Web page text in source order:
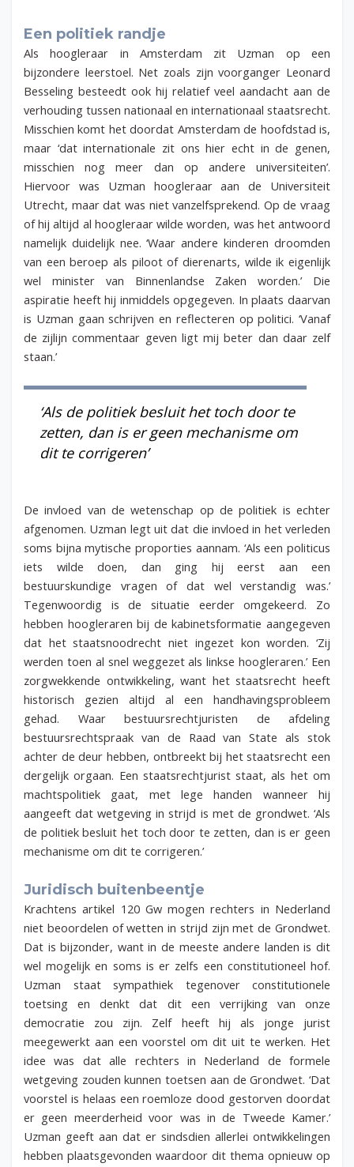
Een politiek randje
Als hoogleraar in Amsterdam zit Uzman op een
bijzondere leerstoel. Net zoals zijn voorganger Leonard
Besseling besteedt ook hij relatief veel aandacht aan de
verhouding tussen nationaal en internationaal staatsrecht.
Misschien komt het doordat Amsterdam de hoofdstad is,
maar ‘dat internationale zit ons hier echt in de genen,
misschien nog meer dan op andere universiteiten’.
Hiervoor was Uzman hoogleraar aan de Universiteit
Utrecht, maar dat was niet vanzelfsprekend. Op de vraag
of hij altijd al hoogleraar wilde worden, was het antwoord
namelijk duidelijk nee. ‘Waar andere kinderen droomden
van een beroep als piloot of dierenarts, wilde ik eigenlijk
wel minister van Binnenlandse
Zaken worden.’ Die
aspiratie heeft hij inmiddels opgegeven. In plaats daarvan
is Uzman gaan schrijven en reflecteren op politici. ‘Vanaf
de zijlijn commentaar geven ligt mij beter dan daar zelf
staan.’
‘Als de politiek besluit het toch door te
zetten, dan is er geen mechanisme om
dit te corrigeren’
De invloed van de wetenschap op de politiek is echter
afgenomen. Uzman legt uit dat die invloed in het verleden
soms bijna mytische proporties aannam. ‘Als een politicus
iets wilde doen, dan ging hij eerst aan een
bestuurskundige vragen of dat wel verstandig was.’
Tegenwoordig is de situatie eerder omgekeerd. Zo
hebben hoogleraren bij de kabinetsformatie aangegeven
dat het staatsnoodrecht niet ingezet kon worden. ‘Zij
werden toen al snel weggezet als linkse hoogleraren.’ Een
zorgwekkende ontwikkeling, want het staatsrecht heeft
historisch gezien altijd al een handhavingsprobleem
gehad. Waar bestuursrechtjuristen de afdeling
bestuursrechtspraak van de Raad van State als stok
achter de deur hebben, ontbreekt bij het staatsrecht een
dergelijk orgaan. Een staatsrechtjurist staat, als het om
machtspolitiek gaat, met lege handen wanneer hij
aangeeft dat wetgeving in strijd is met de grondwet. ‘Als
de politiek besluit het toch door te zetten, dan is er geen
mechanisme om dit te corrigeren.’
Juridisch buitenbeentje
Krachtens artikel 120 Gw mogen rechters in Nederland
niet beoordelen of wetten in strijd zijn met de Grondwet.
Dat is bijzonder, want in de meeste andere landen is dit
wel mogelijk en soms is er zelfs een constitutioneel hof.
Uzman staat sympathiek tegenover constitutionele
toetsing en denkt dat dit een verrijking van onze
democratie zou zijn. Zelf heeft hij als jonge jurist
meegewerkt aan een voorstel om dit uit te werken. Het
idee was dat alle rechters in Nederland de formele
wetgeving zouden kunnen toetsen aan de Grondwet. ‘Dat
voorstel is helaas een roemloze dood gestorven doordat
er geen meerderheid voor was in de Tweede Kamer.’
Uzman geeft aan dat er sindsdien allerlei ontwikkelingen
hebben plaatsgevonden waardoor dit thema opnieuw op